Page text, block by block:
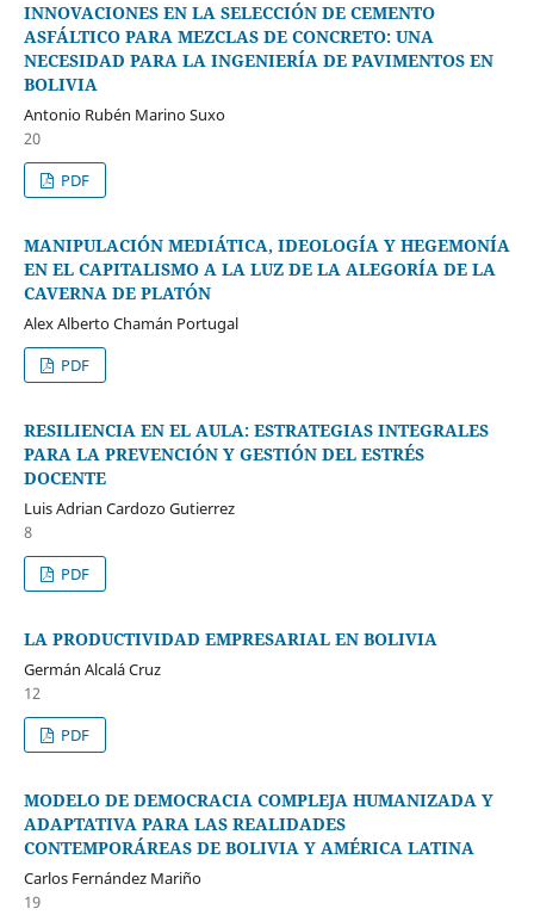
INNOVACIONES EN LA SELECCIÓN DE CEMENTO
ASFÁLTICO PARA MEZCLAS DE CONCRETO: UNA
NECESIDAD PARA LA INGENIERÍA DE PAVIMENTOS EN
BOLIVIA
Antonio Rubén Marino Suxo
20
PDF
MANIPULACIÓN MEDIÁTICA, IDEOLOGÍA Y HEGEMONÍA
EN EL CAPITALISMO A LA LUZ DE LA ALEGORÍA DE LA
CAVERNA DE PLATÓN
Alex Alberto Chamán Portugal
PDF
RESILIENCIA EN EL AULA: ESTRATEGIAS INTEGRALES
PARA LA PREVENCIÓN Y GESTIÓN DEL ESTRÉS
DOCENTE
Luis Adrian Cardozo Gutierrez
8
PDF
LA PRODUCTIVIDAD EMPRESARIAL EN BOLIVIA
Germán Alcalá Cruz
12
PDF
MODELO DE DEMOCRACIA COMPLEJA HUMANIZADA Y
ADAPTATIVA PARA LAS REALIDADES
CONTEMPORÁREAS DE BOLIVIA Y AMÉRICA LATINA
Carlos Fernández Mariño
19